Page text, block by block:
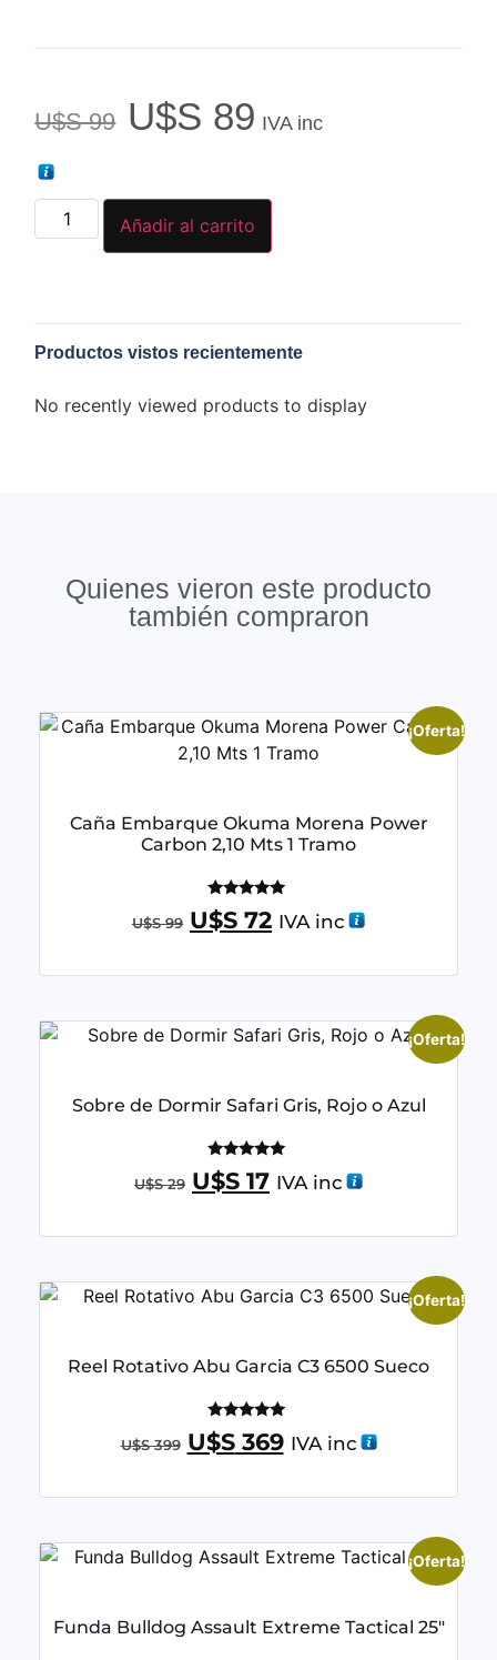
U$S99 U$S 89 IVA inc
Añadir al carrito
Productos vistos recientemente
No recently viewed products to display
Quienes vieron este producto
también compraron
¡Oferta!
Caña Embarque Okuma Morena Power
Carbon 2,10 Mts 1 Tramo
Valorado
con
U$S99 U$S 72 IVA inc
¡Oferta!
Sobre de Dormir Safari Gris, Rojo o Azul
Valorado
con
U$S29 U$S 17 IVA inc
¡Oferta!
Reel Rotativo Abu Garcia C3 6500 Sueco
Valorado
con
U$S399 U$S369 IVA inc
¡Oferta!
Funda Bulldog Assault Extreme Tactical 25″